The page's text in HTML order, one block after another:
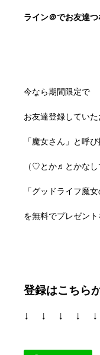
ライン＠でお友達
今なら期間限定で
お友達登録していた
「魔女さん」と呼
（♡とか♬とかなし
「グッドライフ魔
を無料でプレゼント
登録はこちら
↓ ↓ ↓ ↓ ↓